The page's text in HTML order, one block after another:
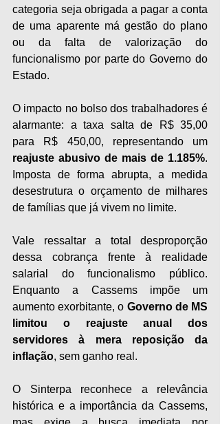
categoria seja obrigada a pagar a conta
de uma aparente má gestão do plano
ou da falta de valorização do
funcionalismo por parte do Governo do
Estado.
O impacto no bolso dos trabalhadores é
alarmante: a taxa salta de R$ 35,00
reajuste abusivo de mais de 1.185%.
Imposta de forma abrupta, a medida
desestrutura o orçamento de milhares
de famílias que já vivem no limite.
Vale ressaltar a total desproporção
dessa cobrança frente à realidade
salarial do funcionalismo público.
Enquanto a Cassems impõe um
aumento exorbitante, o Governo de MS
limitou o reajuste anual dos
servidores à mera reposição da
inflação, sem ganho real.
O Sinterpa reconhece a relevância
histórica e a importância da Cassems,